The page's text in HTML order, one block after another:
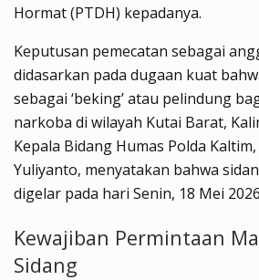
Hormat (PTDH) kepadanya.
Keputusan pemecatan sebagai
didasarkan pada dugaan kuat
sebagai ‘beking’ atau pelindung
narkoba di wilayah Kutai Barat,
Kepala Bidang Humas Polda
Yuliyanto, menyatakan bahwa
digelar pada hari Senin, 18 Mei
Kewajiban Permintaan
Sidang